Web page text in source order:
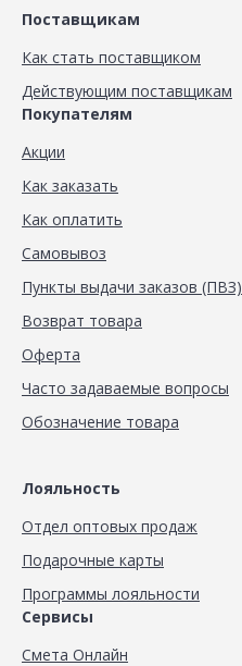
Поставщикам
Как стать поставщиком
Действующим поставщикам
Покупателям
Акции
Как заказать
Как оплатить
Самовывоз
Пункты выдачи заказов (ПВЗ)
Возврат товара
Оферта
Часто задаваемые вопросы
Обозначение товара
Лояльность
Отдел оптовых продаж
Подарочные карты
Программы лояльности
Сервисы
Смета Онлайн